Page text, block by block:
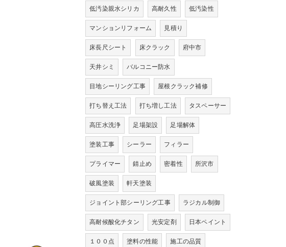
低汚染親水シリカ
高耐久性
低汚染性
マンションリフォーム
見積り
床長尺シート
床クラック
府中市
天井シミ
バルコニー防水
目地シーリング工事
屋根クラック補修
打ち替え工法
打ち増し工法
タスペーサー
高圧水洗浄
足場架設
足場解体
塗装工事
シーラー
フィラー
プライマー
錆止め 密着性
所沢市
破風塗装
軒天塗装
ジョイント部シーリング工事
ラジカル制御
高耐候酸化チタン
光安定剤
日本ペイント
１００点
塗料の性能
施工の品質